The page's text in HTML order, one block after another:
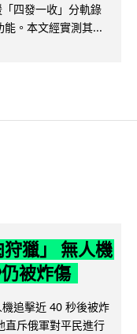
四發一收」分軌錄
。本文經實測其...
獵」 無人機
被炸傷
追擊近 40 秒後被炸
直斥俄軍對平民進行